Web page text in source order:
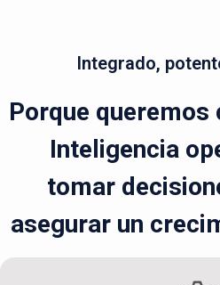
Integrado,
Porque queremos
Inteligencia
tomar
asegurar un